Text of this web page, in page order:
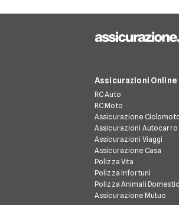
Assicurazioni Online
RC Auto
RC Moto
Assicurazione
Assicurazioni Autocarro
Assicurazioni Viaggi
Assicurazione Casa
Polizza Vita
Polizza Infortuni
Polizza Animali
Assicurazione Mutuo